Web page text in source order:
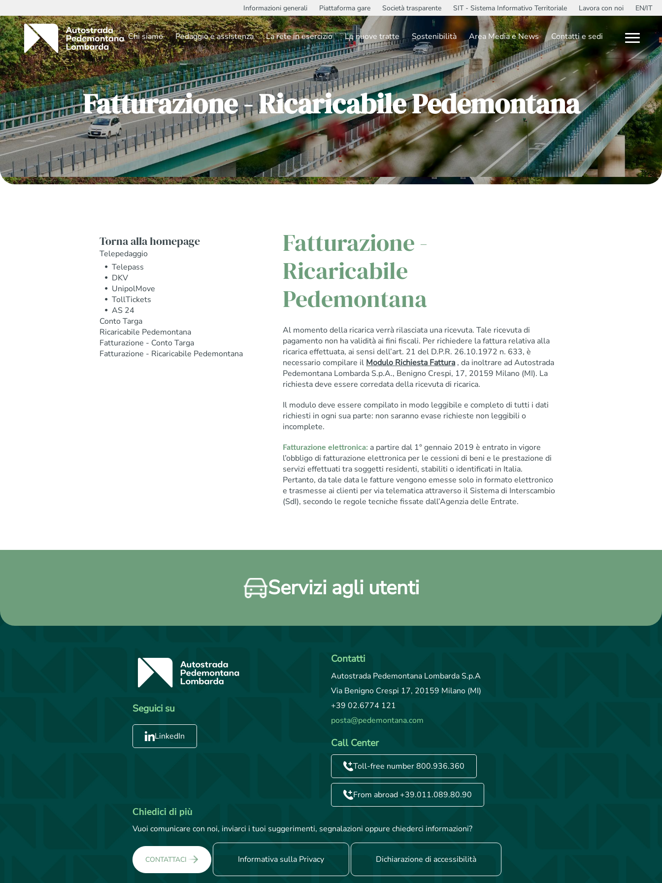
Informazioni generali Piattaforma gare Società trasparente SIT - Sistema Informativo Territoriale Lavora con noi EN/IT
Chi siamo Pedaggio e assistenza La rete in esercizio Le nuove tratte Sostenibilità Area Media e News Contatti e sedi
Fatturazione - Ricaricabile Pedemontana
Torna alla homepage
Telepedaggio
Telepass
DKV
UnipolMove
TollTickets
AS 24
Conto Targa
Ricaricabile Pedemontana
Fatturazione - Conto Targa
Fatturazione - Ricaricabile Pedemontana
Fatturazione -
Ricaricabile
Pedemontana
Al momento della ricarica verrà rilasciata una ricevuta. Tale ricevuta di
pagamento non ha validità ai fini fiscali. Per richiedere la fattura relativa alla
ricarica effettuata, ai sensi dell’art. 21 del D.P.R. 26.10.1972 n. 633, è
necessario compilare il Modulo Richiesta Fattura , da inoltrare ad Autostrada
Pedemontana Lombarda S.p.A., Benigno Crespi, 17, 20159 Milano (MI). La
richiesta deve essere corredata della ricevuta di ricarica.
Il modulo deve essere compilato in modo leggibile e completo di tutti i dati
richiesti in ogni sua parte: non saranno evase richieste non leggibili o
incomplete.
Fatturazione elettronica: a partire dal 1° gennaio 2019 è entrato in vigore
l’obbligo di fatturazione elettronica per le cessioni di beni e le prestazione di
servizi effettuati tra soggetti residenti, stabiliti o identificati in Italia.
Pertanto, da tale data le fatture vengono emesse solo in formato elettronico
e trasmesse ai clienti per via telematica attraverso il Sistema di Interscambio
(SdI), secondo le regole tecniche fissate dall’Agenzia delle Entrate.
Servizi agli utenti
Seguici su
LinkedIn
Contatti
Autostrada Pedemontana Lombarda S.p.A
Via Benigno Crespi 17, 20159 Milano (MI)
+39 02.6774 121
posta@pedemontana.com
Call Center
Toll-free number 800.936.360
From abroad +39.011.089.80.90
Chiedici di più
Vuoi comunicare con noi, inviarci i tuoi suggerimenti, segnalazioni oppure chiederci informazioni?
CONTATTACI Informativa sulla Privacy Dichiarazione di accessibilità